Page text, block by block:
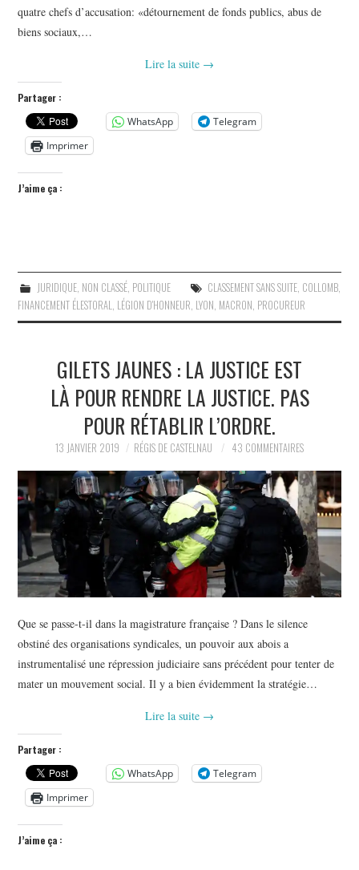
quatre chefs d’accusation: «détournement de fonds publics, abus de
biens sociaux,…
Lire la suite →
Partager :
WhatsApp
Telegram
Imprimer
J’aime ça :
JURIDIQUE, NON CLASSÉ, POLITIQUE CLASSEMENT SANS SUITE, COLLOMB,
FINANCEMENT ÉLESTORAL, LÉGION D'HONNEUR, LYON, MACRON, PROCUREUR
GILETS JAUNES : LA JUSTICE EST
LÀ POUR RENDRE LA JUSTICE. PAS
POUR RÉTABLIR L’ORDRE.
13 JANVIER 2019 RÉGIS DE CASTELNAU 43 COMMENTAIRES
Que se passe-t-il dans la magistrature française ? Dans le silence
obstiné des organisations syndicales, un pouvoir aux abois a
instrumentalisé une répression judiciaire sans précédent pour tenter de
mater un mouvement social. Il y a bien évidemment la stratégie…
Lire la suite →
Partager :
WhatsApp
Telegram
Imprimer
J’aime ça :